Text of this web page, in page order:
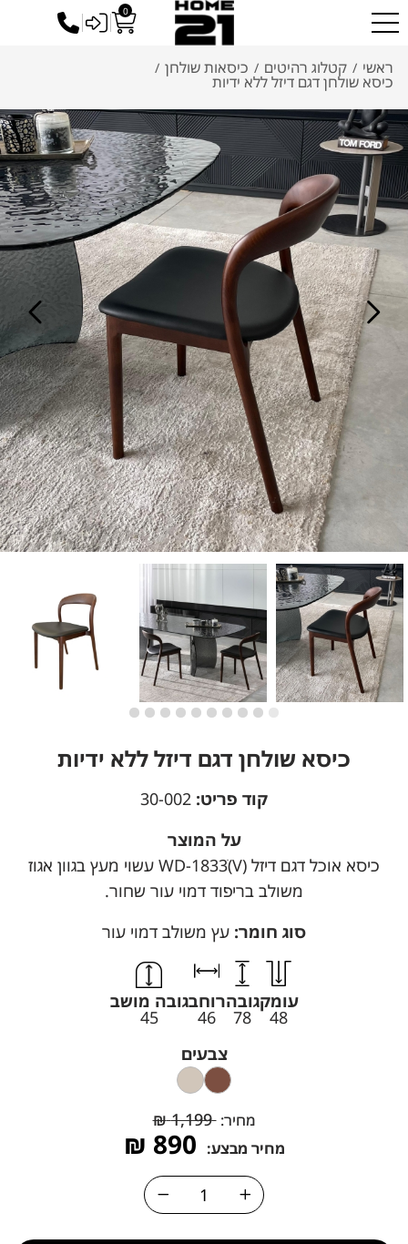
0
כניסה
ראשי / קטלוג רהיטים / כיסאות שולחן /
כיסא שולחן דגם דיזל ללא ידיות
כיסא שולחן דגם דיזל ללא ידיות
קוד פריט: 30-002
על המוצר
כיסא אוכל דגם דיזל WD-1833ׂ(V) עשוי מעץ בגוון אגוז
משולב בריפוד דמוי עור שחור.
סוג חומר: עץ משולב דמוי עור
עומק
48
גובה
78
רוחב
46
גובה מושב
45
צבעים
מחיר: 1,199
₪
מחיר מבצע: 890
₪